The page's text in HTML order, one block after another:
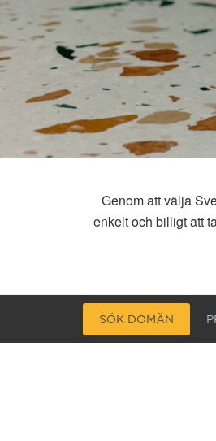
Genom att välja
enkelt och billigt att
SÖK DOMÄN